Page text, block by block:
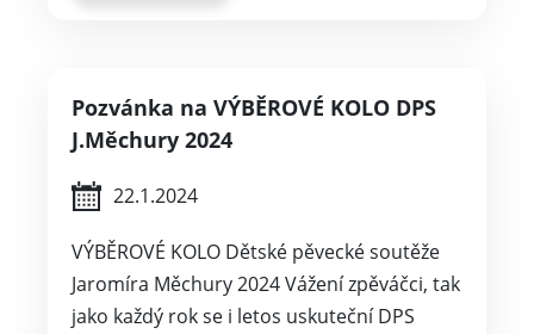
Pozvánka na VÝBĚROVÉ KOLO DPS
J.Měchury 2024
22.1.2024
VÝBĚROVÉ KOLO Dětské pěvecké soutěže
Jaromíra Měchury 2024 Vážení zpěváčci, tak
jako každý rok se i letos uskuteční DPS